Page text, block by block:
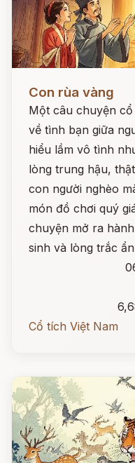
Con rùa vàng
Một câu chuyện
về tình bạn giữa
hiểu lầm vô tình
lòng trung hậu,
con người nghèo
món đồ chơi quý
chuyện mở ra
sinh và lòng trắc
Cổ tích Việt Nam